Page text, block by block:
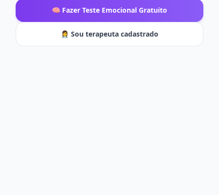
🧠 Fazer Teste Emocional Gratuito
👩‍⚕️ Sou terapeuta cadastrado